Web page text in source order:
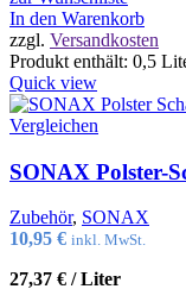
In den Warenkorb
zzgl. Versandkosten
Produkt enthält: 0,5
Quick view
Vergleichen
SONAX Polster-
Zubehör, SONAX
10,95 € inkl. MwSt.
27,37 € /Liter